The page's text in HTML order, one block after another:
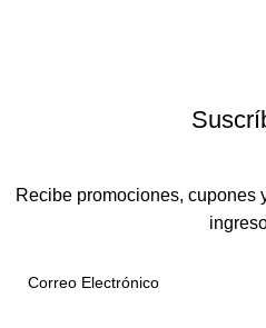
Recibe promociones, cupones